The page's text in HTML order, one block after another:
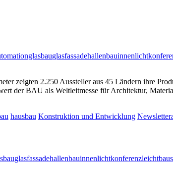
glasbauglasfassadehallenbauinnenlicht
zeigten 2.250 Aussteller aus 45 Ländern ihre
der BAU als Weltleitmesse für Architektur,
hausbau Konstruktion und Entwicklung
glasfassadehallenbauinnenlichtkonferenzleichtbau